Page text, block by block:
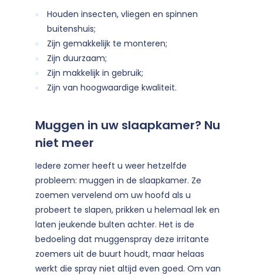
Houden insecten, vliegen en spinnen
buitenshuis;
Zijn gemakkelijk te monteren;
Zijn duurzaam;
Zijn makkelijk in gebruik;
Zijn van hoogwaardige kwaliteit.
Muggen in uw slaapkamer? Nu
niet meer
Iedere zomer heeft u weer hetzelfde
probleem: muggen in de slaapkamer. Ze
zoemen vervelend om uw hoofd als u
probeert te slapen, prikken u helemaal lek en
laten jeukende bulten achter. Het is de
bedoeling dat muggenspray deze irritante
zoemers uit de buurt houdt, maar helaas
werkt die spray niet altijd even goed. Om van